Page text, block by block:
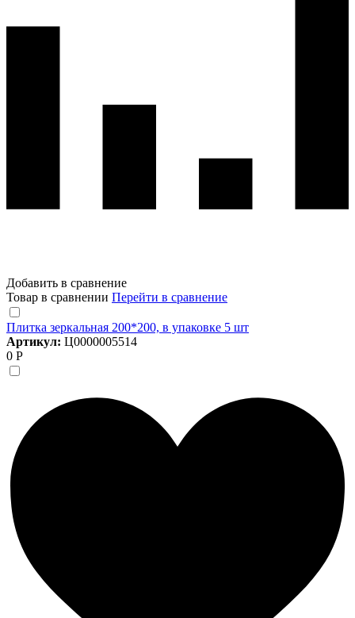
Добавить в сравнение
Товар в сравнении Перейти в сравнение
Плитка зеркальная 200*200, в упаковке 5 шт
Артикул: Ц0000005514
0 Р